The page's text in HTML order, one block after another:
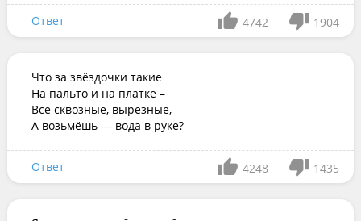
Ответ 4742 1904
Что за звёздочки такие
На пальто и на платке –
Все сквозные, вырезные,
А возьмёшь — вода в руке?
Ответ 4248 1435